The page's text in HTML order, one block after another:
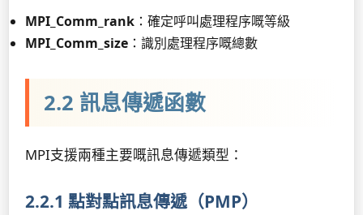
MPI_Comm_rank ：確定呼叫處理程序嘅等級
MPI_Comm_size ：識別處理程序嘅總數
2.2 訊息傳遞函數
MPI支援兩種主要嘅訊息傳遞類型：
2.2.1 點對點訊息傳遞（PMP）